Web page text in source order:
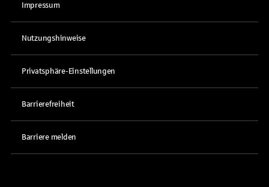
Impressum
Nutzungshinweise
Privatsphäre-Einstellungen
Barrierefreiheit
Barriere melden